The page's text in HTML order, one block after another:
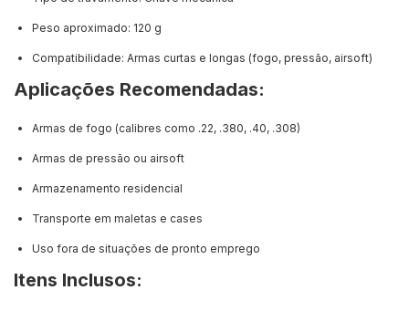
Peso aproximado: 120 g
Compatibilidade: Armas curtas e longas (fogo, pressão, airsoft)
Aplicações Recomendadas:
Armas de fogo (calibres como .22, .380, .40, .308)
Armas de pressão ou airsoft
Armazenamento residencial
Transporte em maletas e cases
Uso fora de situações de pronto emprego
Itens Inclusos: